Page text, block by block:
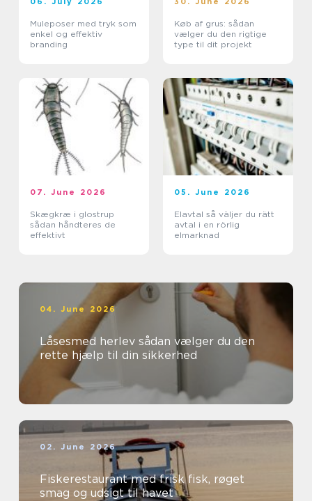
Muleposer med tryk som
enkel og effektiv
branding
Køb af grus: sådan
vælger du den rigtige
type til dit projekt
07. June 2026
Skægkræ i glostrup
sådan håndteres de
effektivt
05. June 2026
Elavtal så väljer du rätt
avtal i en rörlig
elmarknad
04. June 2026
Låsesmed herlev sådan vælger du den
rette hjælp til din sikkerhed
02. June 2026
Fiskerestaurant med frisk fisk, røget
smag og udsigt til havet